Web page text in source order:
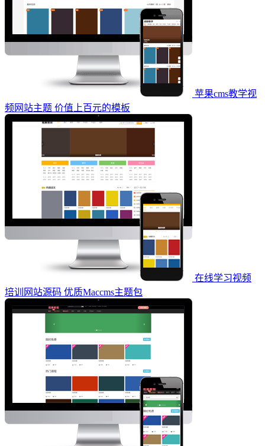
苹果cms教学视
频网站主题 价值上百元的模板
在线学习视频
培训网站源码 优质Maccms主题包